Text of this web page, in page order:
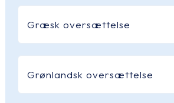
Græsk oversættelse
Grønlandsk oversættelse